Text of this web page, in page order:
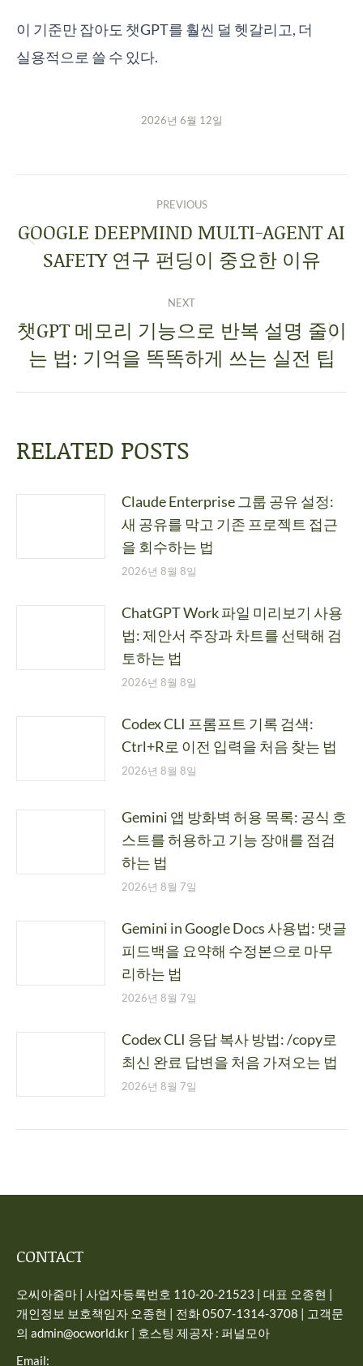
이 기준만 잡아도 챗GPT를 훨씬 덜 헷갈리고, 더
실용적으로 쓸 수 있다.
2026년 6월 12일
PREVIOUS
GOOGLE DEEPMIND MULTI-AGENT AI
SAFETY 연구 펀딩이 중요한 이유
NEXT
챗GPT 메모리 기능으로 반복 설명 줄이
는 법: 기억을 똑똑하게 쓰는 실전 팁
RELATED POSTS
Claude Enterprise 그룹 공유 설정:
새 공유를 막고 기존 프로젝트 접근
을 회수하는 법
2026년 8월 8일
ChatGPT Work 파일 미리보기 사용
법: 제안서 주장과 차트를 선택해 검
토하는 법
2026년 8월 8일
Codex CLI 프롬프트 기록 검색:
Ctrl+R로 이전 입력을 처음 찾는 법
2026년 8월 8일
Gemini 앱 방화벽 허용 목록: 공식 호
스트를 허용하고 기능 장애를 점검
하는 법
2026년 8월 7일
Gemini in Google Docs 사용법: 댓글
피드백을 요약해 수정본으로 마무
리하는 법
2026년 8월 7일
Codex CLI 응답 복사 방법: /copy로
최신 완료 답변을 처음 가져오는 법
2026년 8월 7일
CONTACT
오씨아줌마 | 사업자등록번호 110-20-21523 | 대표 오종현 |
개인정보 보호책임자 오종현 | 전화 0507-1314-3708 | 고객문
의 admin@ocworld.kr | 호스팅 제공자 : 퍼널모아
Email: